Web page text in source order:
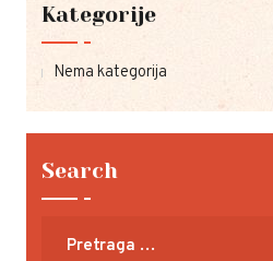
Kategorije
Nema kategorija
Search